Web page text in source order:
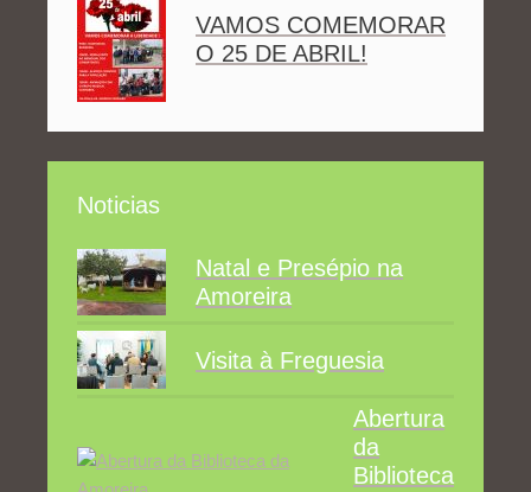
VAMOS COMEMORAR
O 25 DE ABRIL!
Noticias
Natal e Presépio na
Amoreira
Visita à Freguesia
Abertura
da
Biblioteca